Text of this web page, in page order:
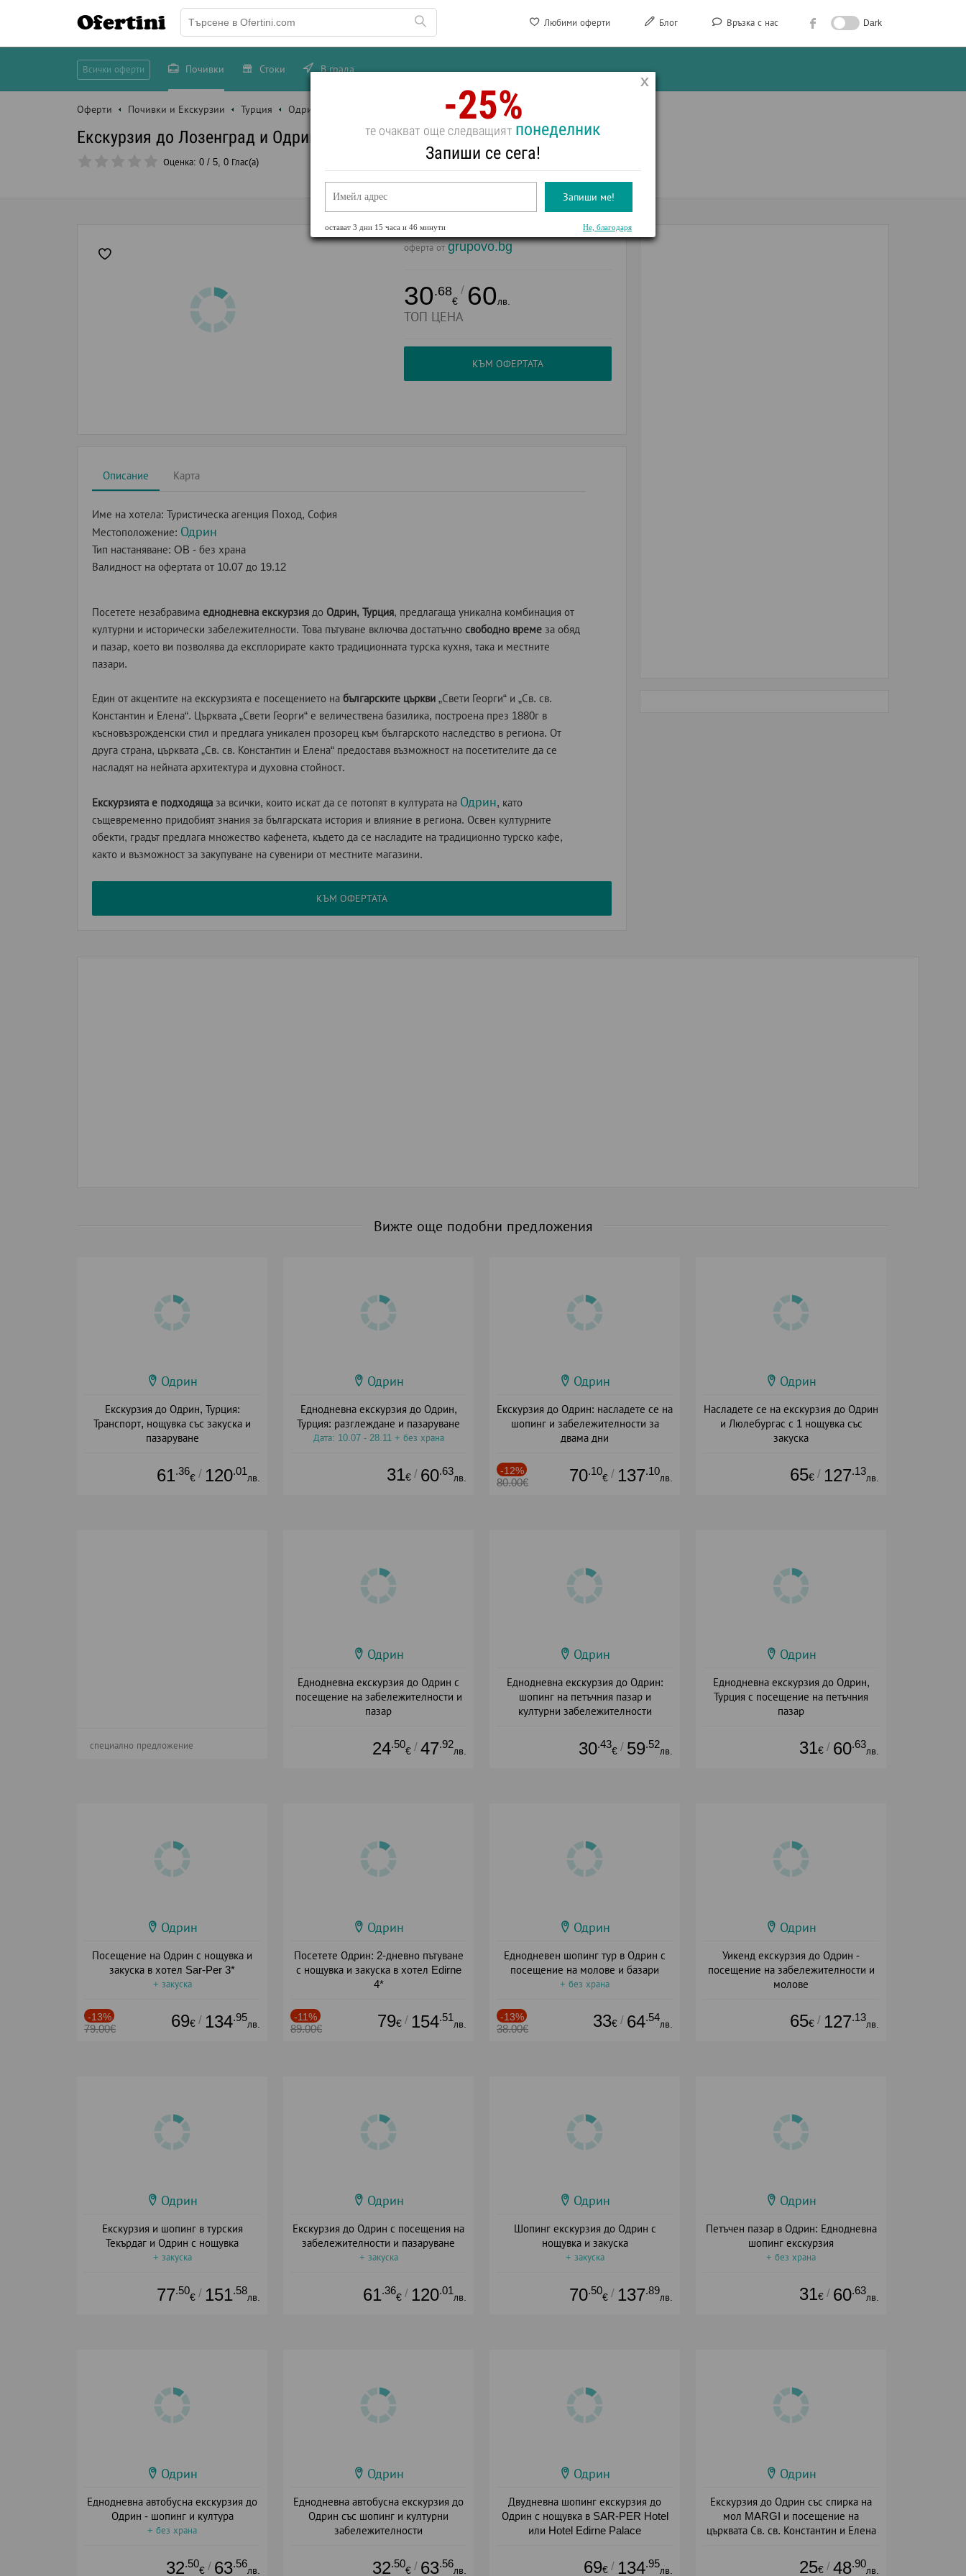
Любими оферти Блог Връзка с нас Dark
Ofertini
Всички оферти Почивки Стоки В града
Оферти Почивки и Екскурзии Турция Одрин
Екскурзия до Лозенград и Одрин в Турция за културно изживяване
Оценка: 0 / 5, 0 Глас(а)
оферта от grupovo.bg
30.68
€
/ 60лв.
ТОП ЦЕНА
КЪМ ОФЕРТАТА
Описание Карта
Име на хотела: Туристическа агенция Поход, София
Местоположение: Одрин
Тип настаняване: OB - без храна
Валидност на офертата от 10.07 до 19.12
Посетете незабравима еднодневна екскурзия до Одрин, Турция, предлагаща уникална комбинация от
културни и исторически забележителности. Това пътуване включва достатъчно свободно време за обяд
и пазар, което ви позволява да експлорирате както традиционната турска кухня, така и местните
пазари.
Един от акцентите на екскурзията е посещението на българските църкви „Свети Георги“ и „Св. св.
Константин и Елена“. Църквата „Свети Георги“ е величествена базилика, построена през 1880г в
късновъзрожденски стил и предлага уникален прозорец към българското наследство в региона. От
друга страна, църквата „Св. св. Константин и Елена“ предоставя възможност на посетителите да се
насладят на нейната архитектура и духовна стойност.
Екскурзията е подходяща за всички, които искат да се потопят в културата на Одрин, като
същевременно придобият знания за българската история и влияние в региона. Освен културните
обекти, градът предлага множество кафенета, където да се насладите на традиционно турско кафе,
както и възможност за закупуване на сувенири от местните магазини.
КЪМ ОФЕРТАТА
Вижте още подобни предложения
Одрин
Екскурзия до Одрин, Турция:
Транспорт, нощувка със закуска и
пазаруване
61.36
€ / 120.01
лв.
Одрин
Еднодневна екскурзия до Одрин,
Турция: разглеждане и пазаруване
Дата: 10.07 - 28.11 + без храна
31€ / 60.63
лв.
Одрин
Екскурзия до Одрин: насладете се на
шопинг и забележителности за
двама дни
-12%
80.00€ 70.10
€ / 137.10
лв.
Одрин
Насладете се на екскурзия до Одрин
и Люлебургас с 1 нощувка със
закуска
65€ / 127.13
лв.
специално предложение
Одрин
Еднодневна екскурзия до Одрин с
посещение на забележителности и
пазар
24.50
€ / 47.92
лв.
Одрин
Еднодневна екскурзия до Одрин:
шопинг на петъчния пазар и
културни забележителности
30.43
€ / 59.52
лв.
Одрин
Еднодневна екскурзия до Одрин,
Турция с посещение на петъчния
пазар
31€ / 60.63
лв.
Одрин
Посещение на Одрин с нощувка и
закуска в хотел Sar-Per 3*
+ закуска
-13%
79.00€ 69€ / 134.95
лв.
Одрин
Посетете Одрин: 2-дневно пътуване
с нощувка и закуска в хотел Edirne
4*
-11%
89.00€ 79€ / 154.51
лв.
Одрин
Еднодневен шопинг тур в Одрин с
посещение на молове и базари
+ без храна
-13%
38.00€ 33€ / 64.54
лв.
Одрин
Уикенд екскурзия до Одрин -
посещение на забележителности и
молове
65€ / 127.13
лв.
Одрин
Екскурзия и шопинг в турския
Текърдаг и Одрин с нощувка
+ закуска
77.50
€ / 151.58
лв.
Одрин
Екскурзия до Одрин с посещения на
забележителности и пазаруване
+ закуска
61.36
€ / 120.01
лв.
Одрин
Шопинг екскурзия до Одрин с
нощувка и закуска
+ закуска
70.50
€ / 137.89
лв.
Одрин
Петъчен пазар в Одрин: Еднодневна
шопинг екскурзия
+ без храна
31€ / 60.63
лв.
Одрин
Еднодневна автобусна екскурзия до
Одрин - шопинг и култура
+ без храна
32.50
€ / 63.56
лв.
Одрин
Еднодневна автобусна екскурзия до
Одрин със шопинг и културни
забележителности
32.50
€ / 63.56
лв.
Одрин
Двудневна шопинг екскурзия до
Одрин с нощувка в SAR-PER Hotel
или Hotel Edirne Palace
69€ / 134.95
лв.
Одрин
Екскурзия до Одрин със спирка на
мол MARGI и посещение на
църквата Св. св. Константин и Елена
25€ / 48.90
лв.
-25%
те очакват още следващият понеделник
Запиши се сега!
Запиши ме!
остават 3 дни 15 часа и 46 минути Не, благодаря